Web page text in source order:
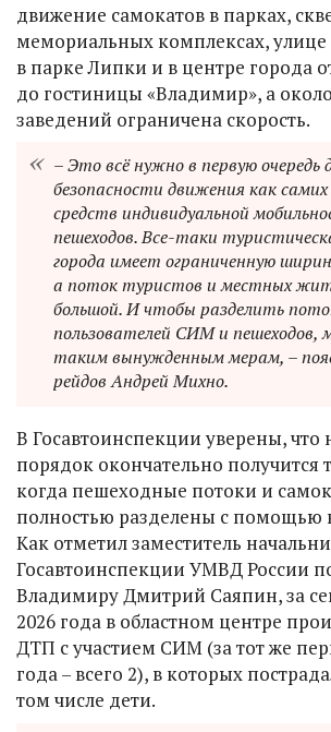
движение самокатов в парках,
мемориальных комплексах, улице
в парке Липки и в центре города
до гостиницы «Владимир», а
заведений ограничена скорость.
– Это всё нужно в первую очередь
безопасности движения как
средств индивидуальной
пешеходов. Все-таки
города имеет ограниченную
а поток туристов и местных
большой. И чтобы разделить
пользователей СИМ и пешеходов,
таким вынужденным мерам, –
рейдов Андрей Михно.
В Госавтоинспекции уверены, что
порядок окончательно получится
когда пешеходные потоки и
полностью разделены с помощью
Как отметил заместитель
Госавтоинспекции УМВД России
Владимиру Дмитрий Саяпин, за
2026 года в областном центре
ДТП с участием СИМ (за тот же
года – всего 2), в которых
том числе дети.